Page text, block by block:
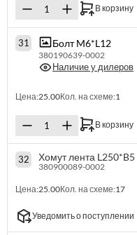
В корзину
31 Болт M6*L12
380190639-0002
Наличие у дилеров
Цена:25.00Кол. на схеме:1
В корзину
32 Хомут лента L250*B5
380900089-0002
Цена:25.00Кол. на схеме:17
Уведомить о поступлении